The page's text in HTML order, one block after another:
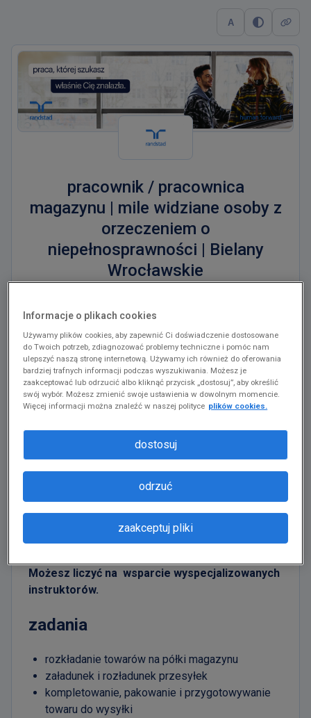
A
pracownik / pracownica
magazynu | mile widziane osoby z
orzeczeniem o
niepełnosprawności | Bielany
Wrocławskie
To Twoja zmiana i Twoja nowa praca w 2026!
Pracuj dla jednej z największych firm na świecie i
zyskaj jeszcze więcej, bo to Twoja zmiana i Twoja
nowa praca. Wysoka stawka godzinowa do36,22
zł/godz. brutto*.
Poszukujemy osób na stanowisko pracownika /
pracownicy magazynu wBielanach Wrocławskich
Amazon jest pracodawcą równych szans i czyni
starania na rzecz dostępności miejsc pracy
dlaosób z niepełnosprawnościamii Ta oferta
pracy jest otwarta także do nich.
Możesz liczyć na wsparcie wyspecjalizowanych
instruktorów.
zadania
rozkładanie towarów na półki magazynu
załadunek i rozładunek przesyłek
kompletowanie, pakowanie i przygotowywanie
towaru do wysyłki
Informacje o plikach cookies
Używamy plików cookies, aby zapewnić Ci doświadczenie dostosowane
do Twoich potrzeb, zdiagnozować problemy techniczne i pomóc nam
ulepszyć naszą stronę internetową. Używamy ich również do oferowania
bardziej trafnych informacji podczas wyszukiwania. Możesz je
zaakceptować lub odrzucić albo kliknąć przycisk „dostosuj”, aby określić
swój wybór. Możesz zmienić swoje ustawienia w dowolnym momencie.
Więcej informacji można znaleźć w naszej polityce plików cookies.
zaakceptuj pliki
odrzuć
dostosuj